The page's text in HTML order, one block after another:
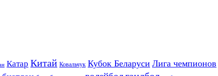
Катар Китай Ковальчук Кубок Беларуси Лига чемпионов